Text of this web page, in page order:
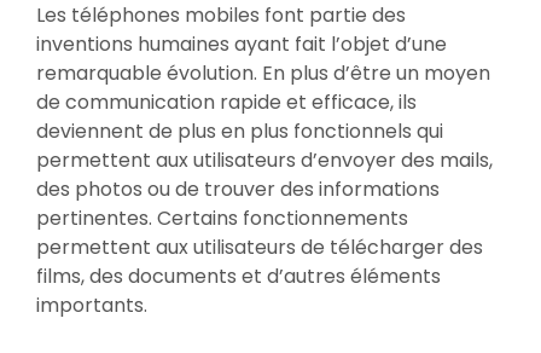
Les téléphones mobiles font partie des
inventions humaines ayant fait l’objet d’une
remarquable évolution. En plus d’être un moyen
de communication rapide et efficace, ils
deviennent de plus en plus fonctionnels qui
permettent aux utilisateurs d’envoyer des mails,
des photos ou de trouver des informations
pertinentes. Certains fonctionnements
permettent aux utilisateurs de télécharger des
films, des documents et d’autres éléments
importants.